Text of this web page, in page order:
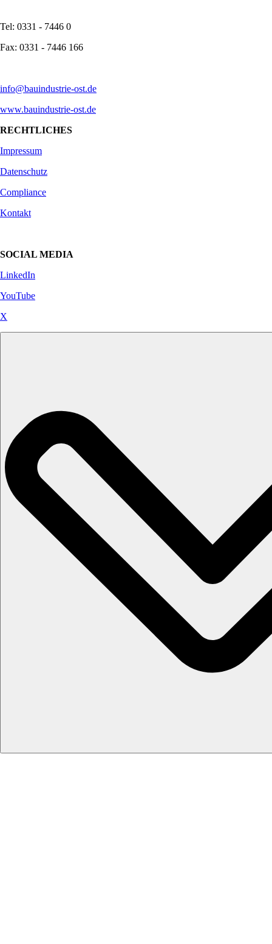
Tel: 0331 - 7446 0
Fax: 0331 - 7446 166
info@bauindustrie-ost.de
www.bauindustrie-ost.de
RECHTLICHES
Impressum
Datenschutz
Compliance
Kontakt
SOCIAL MEDIA
LinkedIn
YouTube
X